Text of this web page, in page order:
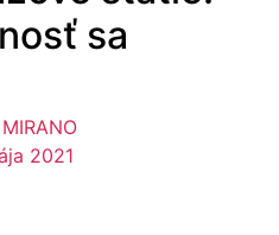
sa
MIRANO
2021